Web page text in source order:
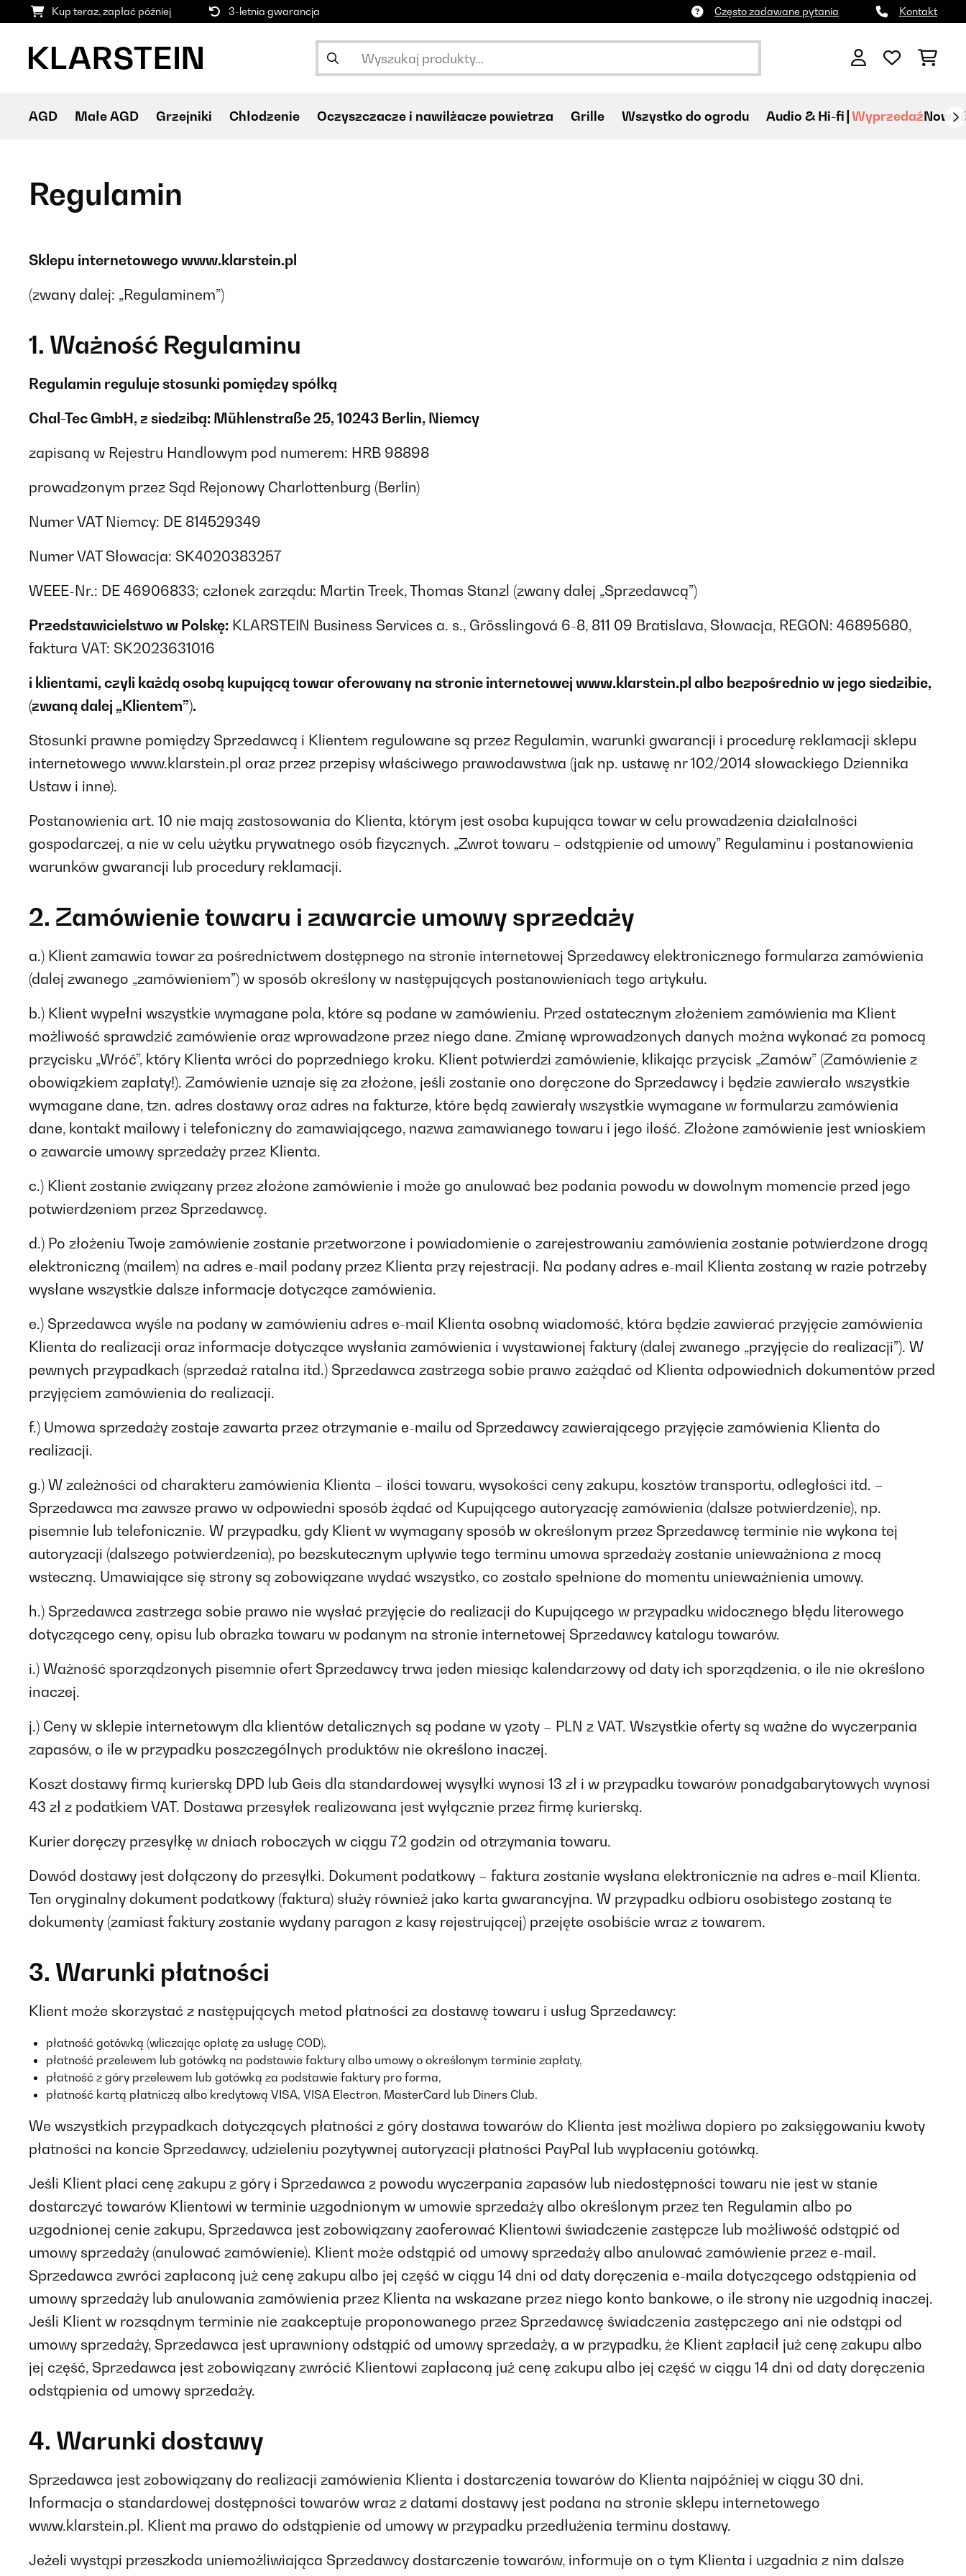
Kup teraz, zapłać później 3-letnia gwarancja Często zadawane pytania Kontakt
AGD Małe AGD Grzejniki Chłodzenie Oczyszczacze i nawilżacze powietrza Grille Wszystko do ogrodu Audio & Hi-fi Wyprzedaź
Regulamin
Sklepu internetowego www.klarstein.pl
(zwany dalej: „Regulaminem”)
1. Ważność Regulaminu
Regulamin reguluje stosunki pomiędzy spółką
Chal-Tec GmbH, z siedzibą: Mühlenstraße 25, 10243 Berlin, Niemcy
zapisaną w Rejestru Handlowym pod numerem: HRB 98898
prowadzonym przez Sąd Rejonowy Charlottenburg (Berlin)
Numer VAT Niemcy: DE 814529349
Numer VAT Słowacja: SK4020383257
WEEE-Nr.: DE 46906833; członek zarządu: Martin Treek, Thomas Stanzl (zwany dalej „Sprzedawcą”)
Przedstawicielstwo w Polskę: KLARSTEIN Business Services a. s., Grösslingová 6-8, 811 09 Bratislava, Słowacja, REGON: 46895680,
faktura VAT: SK2023631016
i klientami, czyli każdą osobą kupującą towar oferowany na stronie internetowej www.klarstein.pl albo bezpośrednio w jego siedzibie,
(zwaną dalej „Klientem”).
Stosunki prawne pomiędzy Sprzedawcą i Klientem regulowane są przez Regulamin, warunki gwarancji i procedurę reklamacji sklepu
internetowego www.klarstein.pl oraz przez przepisy właściwego prawodawstwa (jak np. ustawę nr 102/2014 słowackiego Dziennika
Ustaw i inne).
Postanowienia art. 10 nie mają zastosowania do Klienta, którym jest osoba kupująca towar w celu prowadzenia działalności
gospodarczej, a nie w celu użytku prywatnego osób fizycznych. „Zwrot towaru – odstąpienie od umowy” Regulaminu i postanowienia
warunków gwarancji lub procedury reklamacji.
2. Zamówienie towaru i zawarcie umowy sprzedaży
a.) Klient zamawia towar za pośrednictwem dostępnego na stronie internetowej Sprzedawcy elektronicznego formularza zamówienia
(dalej zwanego „zamówieniem”) w sposób określony w następujących postanowieniach tego artykułu.
b.) Klient wypełni wszystkie wymagane pola, które są podane w zamówieniu. Przed ostatecznym złożeniem zamówienia ma Klient
możliwość sprawdzić zamówienie oraz wprowadzone przez niego dane. Zmianę wprowadzonych danych można wykonać za pomocą
przycisku „Wróć”, który Klienta wróci do poprzedniego kroku. Klient potwierdzi zamówienie, klikając przycisk „Zamów” (Zamówienie z
obowiązkiem zapłaty!). Zamówienie uznaje się za złożone, jeśli zostanie ono doręczone do Sprzedawcy i będzie zawierało wszystkie
wymagane dane, tzn. adres dostawy oraz adres na fakturze, które będą zawierały wszystkie wymagane w formularzu zamówienia
dane, kontakt mailowy i telefoniczny do zamawiającego, nazwa zamawianego towaru i jego ilość. Złożone zamówienie jest wnioskiem
o zawarcie umowy sprzedaży przez Klienta.
c.) Klient zostanie związany przez złożone zamówienie i może go anulować bez podania powodu w dowolnym momencie przed jego
potwierdzeniem przez Sprzedawcę.
d.) Po złożeniu Twoje zamówienie zostanie przetworzone i powiadomienie o zarejestrowaniu zamówienia zostanie potwierdzone drogą
elektroniczną (mailem) na adres e-mail podany przez Klienta przy rejestracji. Na podany adres e-mail Klienta zostaną w razie potrzeby
wysłane wszystkie dalsze informacje dotyczące zamówienia.
e.) Sprzedawca wyśle na podany w zamówieniu adres e-mail Klienta osobną wiadomość, która będzie zawierać przyjęcie zamówienia
Klienta do realizacji oraz informacje dotyczące wysłania zamówienia i wystawionej faktury (dalej zwanego „przyjęcie do realizacji”). W
pewnych przypadkach (sprzedaż ratalna itd.) Sprzedawca zastrzega sobie prawo zażądać od Klienta odpowiednich dokumentów przed
przyjęciem zamówienia do realizacji.
f.) Umowa sprzedaży zostaje zawarta przez otrzymanie e-mailu od Sprzedawcy zawierającego przyjęcie zamówienia Klienta do
realizacji.
g.) W zależności od charakteru zamówienia Klienta – ilości towaru, wysokości ceny zakupu, kosztów transportu, odległości itd. –
Sprzedawca ma zawsze prawo w odpowiedni sposób żądać od Kupującego autoryzację zamówienia (dalsze potwierdzenie), np.
pisemnie lub telefonicznie. W przypadku, gdy Klient w wymagany sposób w określonym przez Sprzedawcę terminie nie wykona tej
autoryzacji (dalszego potwierdzenia), po bezskutecznym upływie tego terminu umowa sprzedaży zostanie unieważniona z mocą
wsteczną. Umawiające się strony są zobowiązane wydać wszystko, co zostało spełnione do momentu unieważnienia umowy.
h.) Sprzedawca zastrzega sobie prawo nie wysłać przyjęcie do realizacji do Kupującego w przypadku widocznego błędu literowego
dotyczącego ceny, opisu lub obrazka towaru w podanym na stronie internetowej Sprzedawcy katalogu towarów.
i.) Ważność sporządzonych pisemnie ofert Sprzedawcy trwa jeden miesiąc kalendarzowy od daty ich sporządzenia, o ile nie określono
inaczej.
j.) Ceny w sklepie internetowym dla klientów detalicznych są podane w yzoty – PLN z VAT. Wszystkie oferty są ważne do wyczerpania
zapasów, o ile w przypadku poszczególnych produktów nie określono inaczej.
Koszt dostawy firmą kurierską DPD lub Geis dla standardowej wysyłki wynosi 13 zł i w przypadku towarów ponadgabarytowych wynosi
43 zł z podatkiem VAT. Dostawa przesyłek realizowana jest wyłącznie przez firmę kurierską.
Kurier doręczy przesyłkę w dniach roboczych w ciągu 72 godzin od otrzymania towaru.
Dowód dostawy jest dołączony do przesyłki. Dokument podatkowy – faktura zostanie wysłana elektronicznie na adres e-mail Klienta.
Ten oryginalny dokument podatkowy (faktura) służy również jako karta gwarancyjna. W przypadku odbioru osobistego zostaną te
dokumenty (zamiast faktury zostanie wydany paragon z kasy rejestrującej) przejęte osobiście wraz z towarem.
3. Warunki płatności
Klient może skorzystać z następujących metod płatności za dostawę towaru i usług Sprzedawcy:
płatność gotówką (wliczając opłatę za usługę COD),
płatność przelewem lub gotówką na podstawie faktury albo umowy o określonym terminie zapłaty,
płatność z góry przelewem lub gotówką za podstawie faktury pro forma,
płatność kartą płatniczą albo kredytową VISA, VISA Electron, MasterCard lub Diners Club.
We wszystkich przypadkach dotyczących płatności z góry dostawa towarów do Klienta jest możliwa dopiero po zaksięgowaniu kwoty
płatności na koncie Sprzedawcy, udzieleniu pozytywnej autoryzacji płatności PayPal lub wypłaceniu gotówką.
Jeśli Klient płaci cenę zakupu z góry i Sprzedawca z powodu wyczerpania zapasów lub niedostępności towaru nie jest w stanie
dostarczyć towarów Klientowi w terminie uzgodnionym w umowie sprzedaży albo określonym przez ten Regulamin albo po
uzgodnionej cenie zakupu, Sprzedawca jest zobowiązany zaoferować Klientowi świadczenie zastępcze lub możliwość odstąpić od
umowy sprzedaży (anulować zamówienie). Klient może odstąpić od umowy sprzedaży albo anulować zamówienie przez e-mail.
Sprzedawca zwróci zapłaconą już cenę zakupu albo jej część w ciągu 14 dni od daty doręczenia e-maila dotyczącego odstąpienia od
umowy sprzedaży lub anulowania zamówienia przez Klienta na wskazane przez niego konto bankowe, o ile strony nie uzgodnią inaczej.
Jeśli Klient w rozsądnym terminie nie zaakceptuje proponowanego przez Sprzedawcę świadczenia zastępczego ani nie odstąpi od
umowy sprzedaży, Sprzedawca jest uprawniony odstąpić od umowy sprzedaży, a w przypadku, że Klient zapłacił już cenę zakupu albo
jej część, Sprzedawca jest zobowiązany zwrócić Klientowi zapłaconą już cenę zakupu albo jej część w ciągu 14 dni od daty doręczenia
odstąpienia od umowy sprzedaży.
4. Warunki dostawy
Sprzedawca jest zobowiązany do realizacji zamówienia Klienta i dostarczenia towarów do Klienta najpóźniej w ciągu 30 dni.
Informacja o standardowej dostępności towarów wraz z datami dostawy jest podana na stronie sklepu internetowego
www.klarstein.pl. Klient ma prawo do odstąpienie od umowy w przypadku przedłużenia terminu dostawy.
Jeżeli wystąpi przeszkoda uniemożliwiająca Sprzedawcy dostarczenie towarów, informuje on o tym Klienta i uzgadnia z nim dalsze